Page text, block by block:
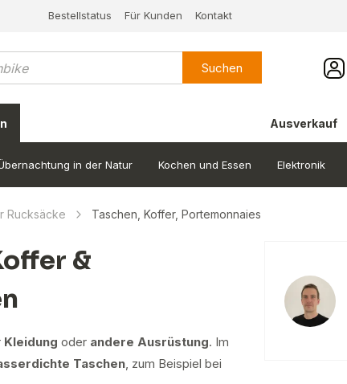
Bestellstatus Für Kunden Kontakt
Suchen
Ausverkauf
in der Natur Kochen und Essen Elektronik
Rucksäcke Taschen, Koffer, Portemonnaies
&
Kleidung oder andere Ausrüstung. Im
Taschen, zum Beispiel bei